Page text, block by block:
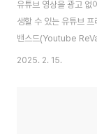
유튜브 영상을 광고 없
생할 수 있는 유튜브
밴스드(Youtube
겠습니다.유튜브 프리
2025. 2. 15.